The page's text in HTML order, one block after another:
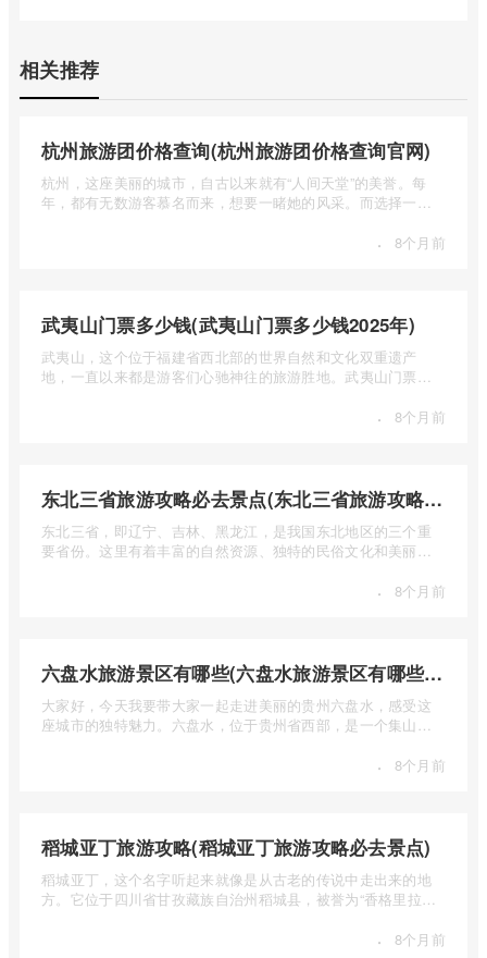
相关推荐
杭州旅游团价格查询(杭州旅游团价格查询官网)
杭州，这座美丽的城市，自古以来就有“人间天堂”的美誉。每
年，都有无数游客慕名而来，想要一睹她的风采。而选择一个
· 8个月前
武夷山门票多少钱(武夷山门票多少钱2025年)
武夷山，这个位于福建省西北部的世界自然和文化双重遗产
地，一直以来都是游客们心驰神往的旅游胜地。武夷山门票多
· 8个月前
东北三省旅游攻略必去景点(东北三省旅游攻略必去景点视频介绍)
东北三省，即辽宁、吉林、黑龙江，是我国东北地区的三个重
要省份。这里有着丰富的自然资源、独特的民俗文化和美丽的
· 8个月前
六盘水旅游景区有哪些(六盘水旅游景区有哪些景点值得去)
大家好，今天我要带大家一起走进美丽的贵州六盘水，感受这
座城市的独特魅力。六盘水，位于贵州省西部，是一个集山水
· 8个月前
稻城亚丁旅游攻略(稻城亚丁旅游攻略必去景点)
稻城亚丁，这个名字听起来就像是从古老的传说中走出来的地
方。它位于四川省甘孜藏族自治州稻城县，被誉为“香格里拉的
· 8个月前